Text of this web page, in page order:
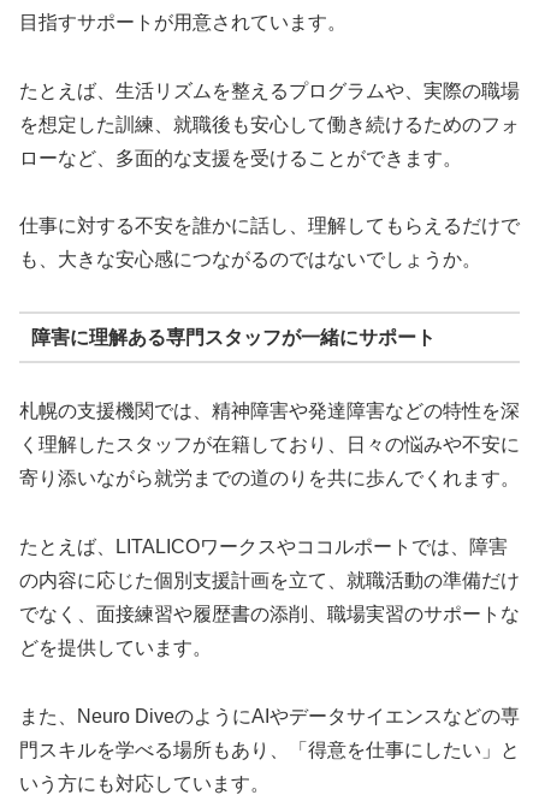
目指すサポートが用意されています。
たとえば、生活リズムを整えるプログラムや、実際の職場
を想定した訓練、就職後も安心して働き続けるためのフォ
ローなど、多面的な支援を受けることができます。
仕事に対する不安を誰かに話し、理解してもらえるだけで
も、大きな安心感につながるのではないでしょうか。
障害に理解ある専門スタッフが一緒にサポート
札幌の支援機関では、精神障害や発達障害などの特性を深
く理解したスタッフが在籍しており、日々の悩みや不安に
寄り添いながら就労までの道のりを共に歩んでくれます。
たとえば、LITALICOワークスやココルポートでは、障害
の内容に応じた個別支援計画を立て、就職活動の準備だけ
でなく、面接練習や履歴書の添削、職場実習のサポートな
どを提供しています。
また、Neuro DiveのようにAIやデータサイエンスなどの専
門スキルを学べる場所もあり、「得意を仕事にしたい」と
いう方にも対応しています。